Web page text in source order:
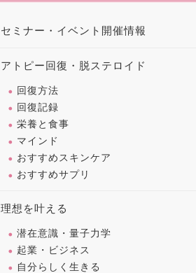
セミナー・イベント開催情報
アトピー回復・脱ステロイド
回復方法
回復記録
栄養と食事
マインド
おすすめスキンケア
おすすめサプリ
理想を叶える
潜在意識・量子力学
起業・ビジネス
自分らしく生きる